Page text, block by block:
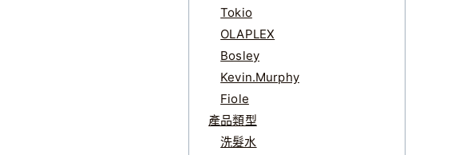
Tokio
OLAPLEX
Bosley
Kevin.Murphy
Fiole
產品類型
洗髮水